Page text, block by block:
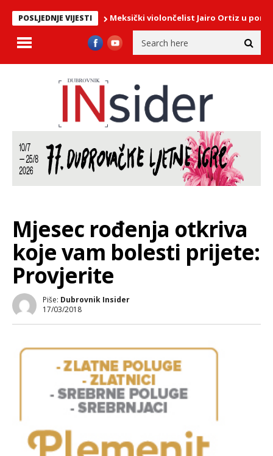
POSLJEDNJE VIJESTIMeksički violončelist Jairo Ortiz u
Mjesec rođenja otkriva
koje vam bolesti prijete:
Provjerite
Piše: Dubrovnik Insider
17/03/2018